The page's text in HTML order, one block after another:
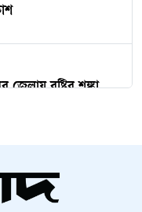
জেলায় বৃষ্টির শঙ্কা
মন্ত্রীর